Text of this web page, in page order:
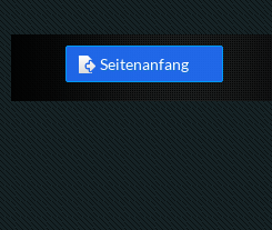
Seitenanfang